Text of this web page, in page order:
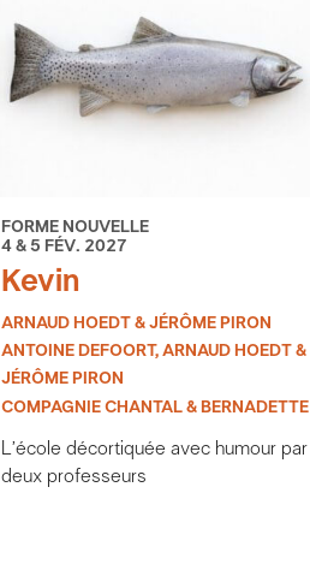
FORME NOUVELLE
4 & 5 FÉV. 2027
Kevin
ARNAUD HOEDT & JÉRÔME PIRON
ANTOINE DEFOORT, ARNAUD HOEDT &
JÉRÔME PIRON
COMPAGNIE CHANTAL & BERNADETTE
L’école décortiquée avec humour par
deux professeurs